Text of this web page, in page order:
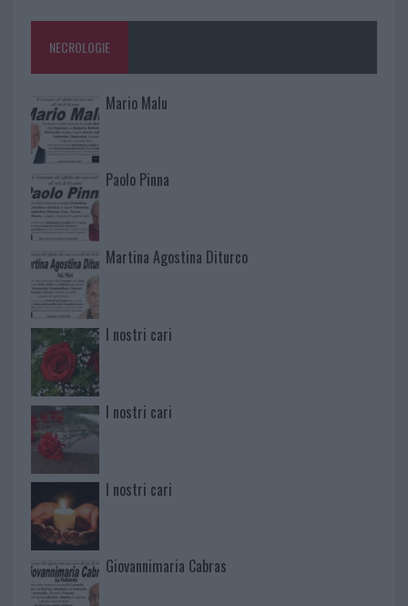
NECROLOGIE
Mario Malu
Paolo Pinna
Martina Agostina Diturco
I nostri cari
I nostri cari
I nostri cari
Giovannimaria Cabras